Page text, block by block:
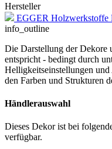
Hersteller
EGGER
info_outline
Die Darstellung der Dekore
entspricht - bedingt durch
Helligkeitseinstellungen
den Farben und Strukturen
Händlerauswahl
Dieses Dekor ist bei
verfügbar.